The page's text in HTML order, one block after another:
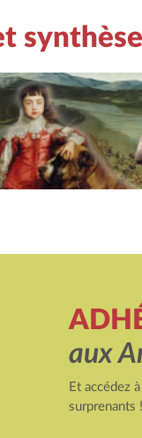
aux
Et accédez
surprenants !